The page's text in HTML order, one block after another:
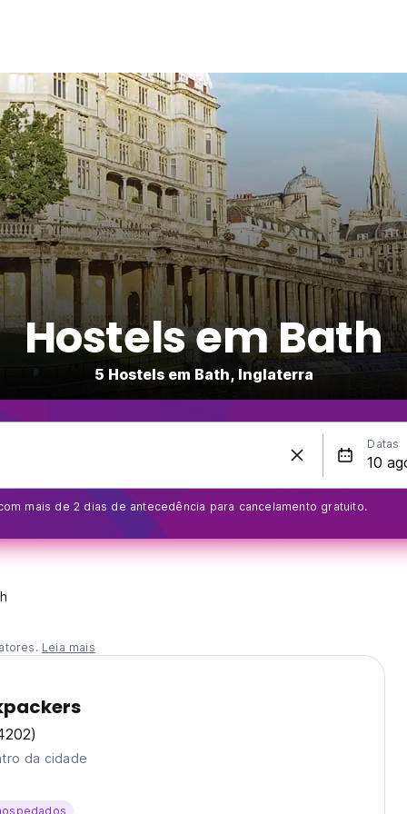
Hostels em Bath
5 Hostels em Bath, Inglaterra
Datas
mais de 2 dias de antecedência para cancelamento gratuito.
Leia mais
da cidade